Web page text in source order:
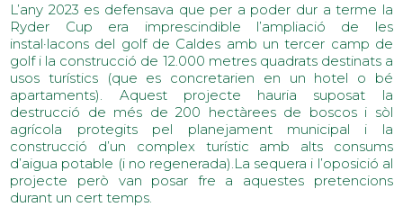
L’any 2023 es defensava que per a poder dur a terme la
Ryder Cup era imprescindible l’ampliació de les
instal·lacons del golf de Caldes amb un tercer camp de
golf i la construcció de 12.000 metres quadrats destinats a
usos turístics (que es concretarien en un hotel o bé
apartaments). Aquest projecte hauria suposat la
destrucció de més de 200 hectàrees de boscos i sòl
agrícola protegits pel planejament municipal i la
construcció d’un complex turístic amb alts consums
d’aigua potable (i no regenerada).La sequera i l’oposició al
projecte però van posar fre a aquestes pretencions
durant un cert temps.